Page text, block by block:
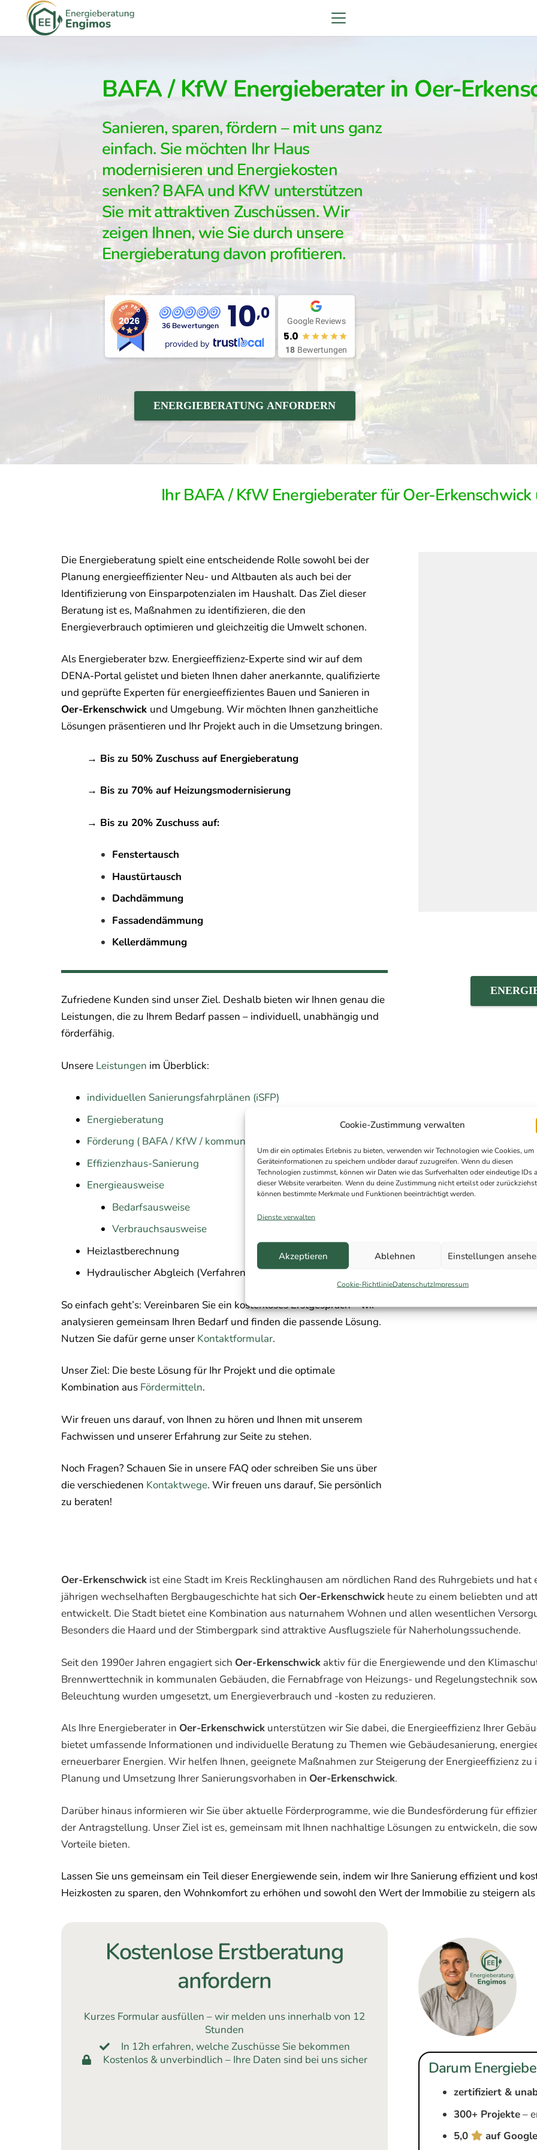
Cookie-Zustimmung verwalten
Um dir ein optimales Erlebnis zu bieten, verwenden wir Technologien wie Cookies, um
Geräteinformationen zu speichern und/oder darauf zuzugreifen. Wenn du diesen
Technologien zustimmst, können wir Daten wie das Surfverhalten oder eindeutige IDs
dieser Website verarbeiten. Wenn du deine Zustimmung nicht erteilst oder
können bestimmte Merkmale und Funktionen beeinträchtigt werden.
Dienste verwalten
Akzeptieren Ablehnen Einstellungen
Cookie-RichtlinieDatenschutzImpressum
BAFA / KfW Energieberater in Oer-
Sanieren, sparen, fördern – mit uns ganz
einfach. Sie möchten Ihr Haus
modernisieren und Energiekosten
senken? BAFA und KfW unterstützen
Sie mit attraktiven Zuschüssen. Wir
zeigen Ihnen, wie Sie durch unsere
Energieberatung davon profitieren.
36 Bewertungen 10,0
provided by
Google Reviews
5.0
18 Bewertungen
ENERGIEBERATUNG ANFORDERN
Ihr BAFA / KfW Energieberater für Oer-
Die Energieberatung spielt eine entscheidende Rolle sowohl bei der
Planung energieeffizienter Neu- und Altbauten als auch bei der
Identifizierung von Einsparpotenzialen im Haushalt. Das Ziel dieser
Beratung ist es, Maßnahmen zu identifizieren, die den
Energieverbrauch optimieren und gleichzeitig die Umwelt schonen.
Als Energieberater bzw. Energieeffizienz-Experte sind wir auf dem
DENA-Portal gelistet und bieten Ihnen daher anerkannte, qualifizierte
und geprüfte Experten für energieeffizientes Bauen und Sanieren in
Oer-Erkenschwick und Umgebung. Wir möchten Ihnen ganzheitliche
Lösungen präsentieren und Ihr Projekt auch in die Umsetzung bringen.
→ Bis zu 50% Zuschuss auf Energieberatung
→ Bis zu 70% auf Heizungsmodernisierung
→ Bis zu 20% Zuschuss auf:
Fenstertausch
Haustürtausch
Dachdämmung
Fassadendämmung
Kellerdämmung
Zufriedene Kunden sind unser Ziel. Deshalb bieten wir Ihnen genau die
Leistungen, die zu Ihrem Bedarf passen – individuell, unabhängig und
förderfähig.
Unsere Leistungen im Überblick:
individuellen Sanierungsfahrplänen (iSFP)
Energieberatung
Förderung ( BAFA / KfW / kommunal )
Effizienzhaus-Sanierung
Energieausweise
Bedarfsausweise
Verbrauchsausweise
Heizlastberechnung
Hydraulischer Abgleich (Verfahren B)
So einfach geht’s: Vereinbaren Sie ein kostenloses Erstgespräch – wir
analysieren gemeinsam Ihren Bedarf und finden die passende Lösung.
Nutzen Sie dafür gerne unser Kontaktformular.
Unser Ziel: Die beste Lösung für Ihr Projekt und die optimale
Kombination aus Fördermitteln.
Wir freuen uns darauf, von Ihnen zu hören und Ihnen mit unserem
Fachwissen und unserer Erfahrung zur Seite zu stehen.
Noch Fragen? Schauen Sie in unsere FAQ oder schreiben Sie uns über
die verschiedenen Kontaktwege. Wir freuen uns darauf, Sie persönlich
zu beraten!
Oer-Erkenschwick ist eine Stadt im Kreis Recklinghausen am nördlichen Rand des Ruhrgebiets und
jährigen wechselhaften Bergbaugeschichte hat sich Oer-Erkenschwick heute zu einem beliebten und
entwickelt. Die Stadt bietet eine Kombination aus naturnahem Wohnen und allen wesentlichen
Besonders die Haard und der Stimbergpark sind attraktive Ausflugsziele für Naherholungssuchende.
Seit den 1990er Jahren engagiert sich Oer-Erkenschwick aktiv für die Energiewende und den
Brennwerttechnik in kommunalen Gebäuden, die Fernabfrage von Heizungs- und Regelungstechnik
Beleuchtung wurden umgesetzt, um Energieverbrauch und -kosten zu reduzieren.
Als Ihre Energieberater in Oer-Erkenschwick unterstützen wir Sie dabei, die Energieeffizienz Ihrer
bietet umfassende Informationen und individuelle Beratung zu Themen wie Gebäudesanierung,
erneuerbarer Energien. Wir helfen Ihnen, geeignete Maßnahmen zur Steigerung der Energieeffizienz
Planung und Umsetzung Ihrer Sanierungsvorhaben in Oer-Erkenschwick.
Darüber hinaus informieren wir Sie über aktuelle Förderprogramme, wie die Bundesförderung für
der Antragstellung. Unser Ziel ist es, gemeinsam mit Ihnen nachhaltige Lösungen zu entwickeln, die
Vorteile bieten.
Lassen Sie uns gemeinsam ein Teil dieser Energiewende sein, indem wir Ihre Sanierung effizient und
Heizkosten zu sparen, den Wohnkomfort zu erhöhen und sowohl den Wert der Immobilie zu steigern
Kostenlose Erstberatung
anfordern
Kurzes Formular ausfüllen – wir melden uns innerhalb von 12
Stunden
In 12h erfahren, welche Zuschüsse Sie bekommen
Kostenlos & unverbindlich – Ihre Daten sind bei uns sicher
Darum
zertifiziert &
300+ Projekte–
5,0
auf Google